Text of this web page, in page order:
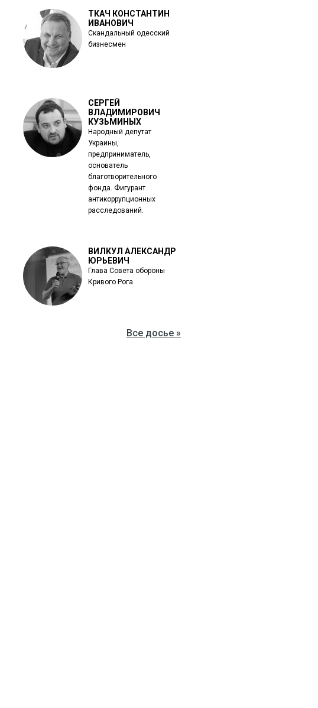
ТКАЧ КОНСТАНТИН
ИВАНОВИЧ
Скандальный одесский
бизнесмен
СЕРГЕЙ
ВЛАДИМИРОВИЧ
КУЗЬМИНЫХ
Народный депутат
Украины,
предприниматель,
основатель
благотворительного
фонда. Фигурант
антикоррупционных
расследований.
ВИЛКУЛ АЛЕКСАНДР
ЮРЬЕВИЧ
Глава Совета обороны
Кривого Рога
Все досье »